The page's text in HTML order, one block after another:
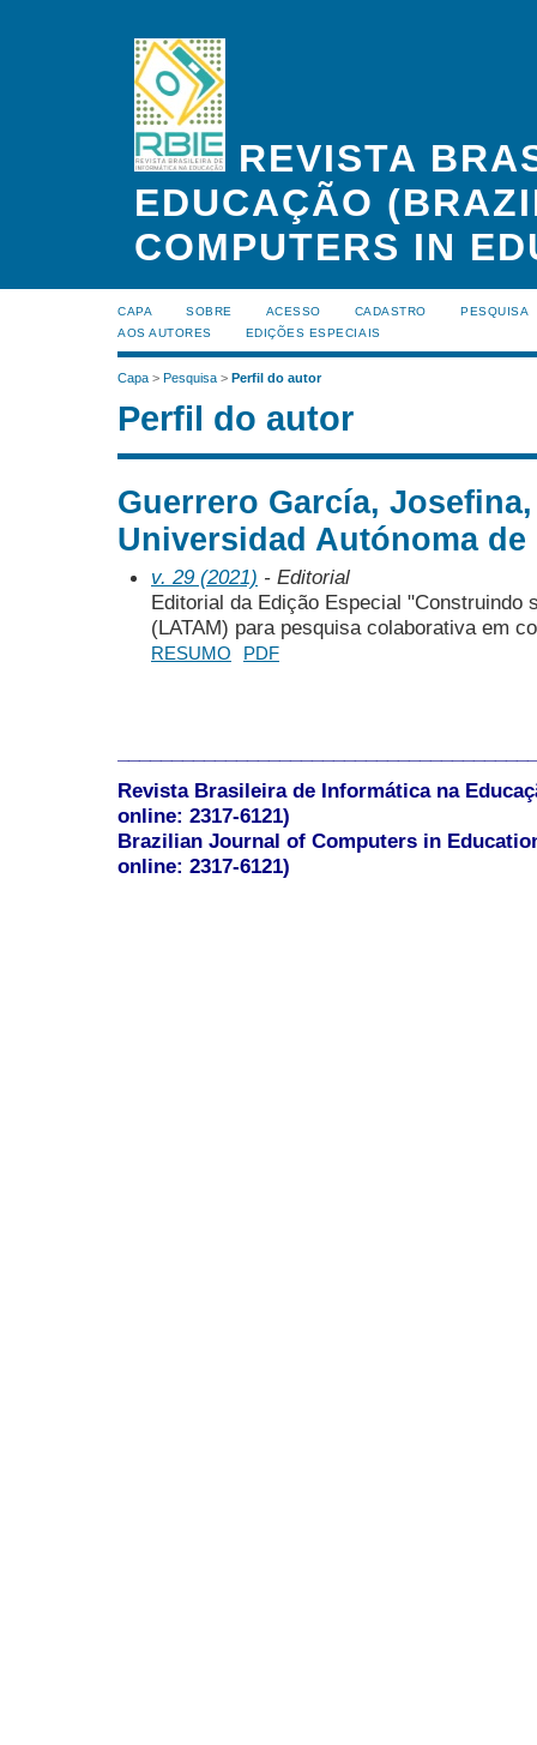
REVISTA
EDUCAÇÃO
COMPUTERS IN
CAPA SOBRE ACESSO CADASTRO
PESQUISA
AOS AUTORES
EDIÇÕES ESPECIAIS
Capa > Pesquisa > Perfil do autor
Perfil do autor
Guerrero García,
Universidad Autónoma de
v. 29 (2021) - Editorial
Editorial da Edição Especial "Construindo
(LATAM) para pesquisa colaborativa em
RESUMO PDF
Revista Brasileira de Informática na
online: 2317-6121)
Brazilian Journal of Computers in
online: 2317-6121)